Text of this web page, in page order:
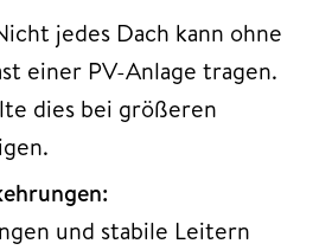
jedes Dach kann ohne
einer PV-Anlage tragen.
dies bei größeren
und stabile Leitern